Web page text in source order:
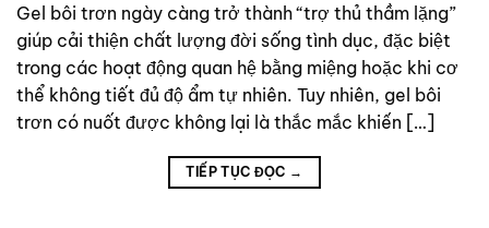
Gel bôi trơn ngày càng trở thành “trợ thủ thầm lặng”
giúp cải thiện chất lượng đời sống tình dục, đặc biệt
trong các hoạt động quan hệ bằng miệng hoặc khi cơ
thể không tiết đủ độ ẩm tự nhiên. Tuy nhiên, gel bôi
trơn có nuốt được không lại là thắc mắc khiến […]
TIẾP TỤC ĐỌC →